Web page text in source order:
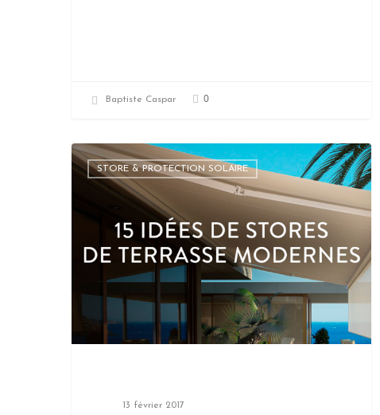
Baptiste Caspar 0
STORE & PROTECTION SOLAIRE
13 février 2017